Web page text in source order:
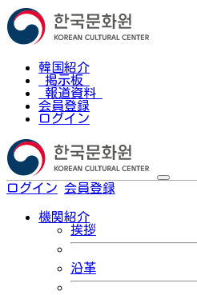
韓国紹介
掲示板
報道資料
会員登録
ログイン
ログイン 会員登録
機関紹介
挨拶
沿革